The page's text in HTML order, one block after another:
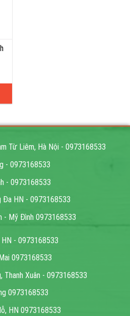
₫.
Từ Liêm, Hà Nội - 0973168533
- 0973168533
- 0973168533
Đa HN - 0973168533
- Mỹ Đình 0973168533
- 0973168533
0973168533
Thanh Xuân - 0973168533
0973168533
HN 0973168533